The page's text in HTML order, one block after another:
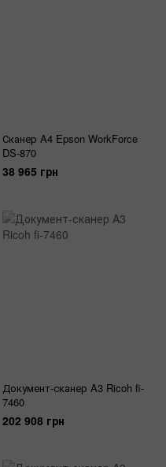
Сканер A4 Epson WorkForce
DS-870
38 965 грн
Документ-сканер A3 Ricoh fi-
7460
202 908 грн